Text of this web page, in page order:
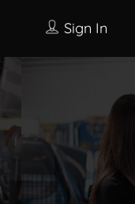
Sign In